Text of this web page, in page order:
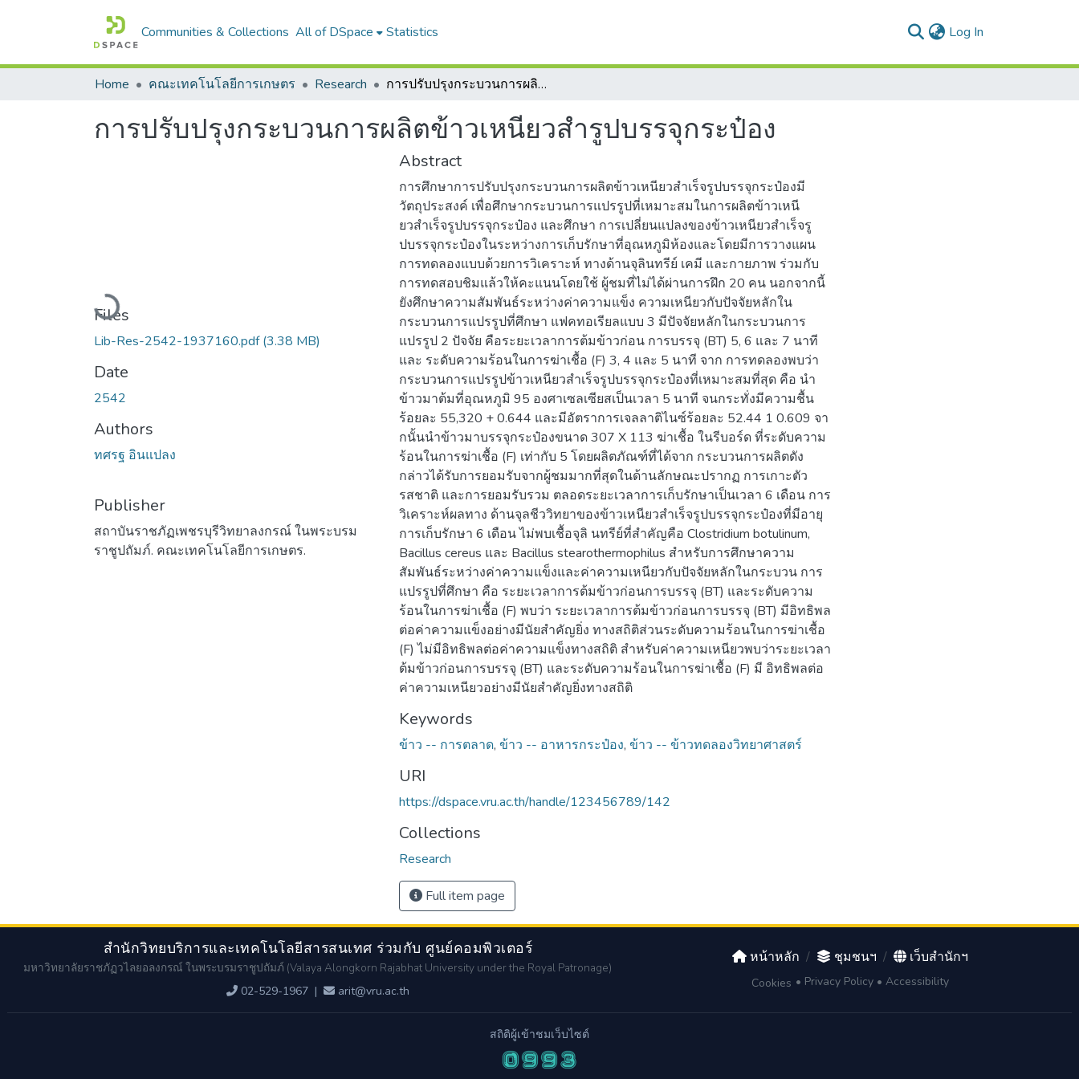
Communities & Collections All of DSpace Statistics Log In
Home คณะเทคโนโลยีการเกษตร Research การปรับปรุงกระบวนการผลิตข้าวเหนียวสำรูปบรรจุกระป๋อง
การปรับปรุงกระบวนการผลิตข้าวเหนียวสำรูปบรรจุกระป๋อง
Loading...
Files
Lib-Res-2542-1937160.pdf(3.38 MB)
Date
2542
Authors
ทศรฐ อินแปลง
Publisher
สถาบันราชภัฏเพชรบุรีวิทยาลงกรณ์ ในพระบรม
ราชูปถัมภ์. คณะเทคโนโลยีการเกษตร.
Abstract
การศึกษาการปรับปรุงกระบวนการผลิตข้าวเหนียวสําเร็จรูปบรรจุกระป๋องมี
วัตถุประสงค์ เพื่อศึกษากระบวนการแปรรูปที่เหมาะสมในการผลิตข้าวเหนี
ยวสําเร็จรูปบรรจุกระป๋อง และศึกษา การเปลี่ยนแปลงของข้าวเหนียวสําเร็จรู
ปบรรจุกระป๋องในระหว่างการเก็บรักษาที่อุณหภูมิห้องและโดยมีการวางแผน
การทดลองแบบด้วยการวิเคราะห์ ทางด้านจุลินทรีย์ เคมี และกายภาพ ร่วมกับ
การทดสอบชิมแล้วให้คะแนนโดยใช้ ผู้ชมที่ไม่ได้ผ่านการฝึก 20 คน นอกจากนี้
ยังศึกษาความสัมพันธ์ระหว่างค่าความแข็ง ความเหนียวกับปัจจัยหลักใน
กระบวนการแปรรูปที่ศึกษา แฟคทอเรียลแบบ 3 มีปัจจัยหลักในกระบวนการ
แปรรูป 2 ปัจจัย คือระยะเวลาการต้มข้าวก่อน การบรรจุ (BT) 5, 6 และ 7 นาที
และ ระดับความร้อนในการฆ่าเชื้อ (F) 3, 4 และ 5 นาที จาก การทดลองพบว่า
กระบวนการแปรรูปข้าวเหนียวสําเร็จรูปบรรจุกระป๋องที่เหมาะสมที่สุด คือ นํา
ข้าวมาต้มที่อุณหภูมิ 95 องศาเซลเซียสเป็นเวลา 5 นาที จนกระทั่งมีความชื้น
ร้อยละ 55,320 + 0.644 และมีอัตราการเจลลาติไนซ์ร้อยละ 52.44 1 0.609 จา
กนั้นนําข้าวมาบรรจุกระป๋องขนาด 307 X 113 ฆ่าเชื้อ ในรีบอร์ด ที่ระดับความ
ร้อนในการฆ่าเชื้อ (F) เท่ากับ 5 โดยผลิตภัณฑ์ที่ได้จาก กระบวนการผลิตดัง
กล่าวได้รับการยอมรับจากผู้ชมมากที่สุดในด้านลักษณะปรากฏ การเกาะตัว
รสชาติ และการยอมรับรวม ตลอดระยะเวลาการเก็บรักษาเป็นเวลา 6 เดือน การ
วิเคราะห์ผลทาง ด้านจุลชีววิทยาของข้าวเหนียวสําเร็จรูปบรรจุกระป๋องที่มีอายุ
การเก็บรักษา 6 เดือน ไม่พบเชื้อจุลิ นทรีย์ที่สําคัญคือ Clostridium botulinum,
Bacillus cereus และ Bacillus stearothermophilus สําหรับการศึกษาความ
สัมพันธ์ระหว่างค่าความแข็งและค่าความเหนียวกับปัจจัยหลักในกระบวน การ
แปรรูปที่ศึกษา คือ ระยะเวลาการต้มข้าวก่อนการบรรจุ (BT) และระดับความ
ร้อนในการฆ่าเชื้อ (F) พบว่า ระยะเวลาการต้มข้าวก่อนการบรรจุ (BT) มีอิทธิพล
ต่อค่าความแข็งอย่างมีนัยสําคัญยิ่ง ทางสถิติส่วนระดับความร้อนในการฆ่าเชื้อ
(F) ไม่มีอิทธิพลต่อค่าความแข็งทางสถิติ สําหรับค่าความเหนียวพบว่าระยะเวลา
ต้มข้าวก่อนการบรรจุ (BT) และระดับความร้อนในการฆ่าเชื้อ (F) มี อิทธิพลต่อ
ค่าความเหนียวอย่างมีนัยสําคัญยิ่งทางสถิติ
Keywords
ข้าว -- การตลาด, ข้าว -- อาหารกระป๋อง, ข้าว -- ข้าวทดลองวิทยาศาสตร์
URI
https://dspace.vru.ac.th/handle/123456789/142
Collections
Research
Full item page
สำนักวิทยบริการและเทคโนโลยีสารสนเทศ ร่วมกับ ศูนย์คอมพิวเตอร์
มหาวิทยาลัยราชภัฏวไลยอลงกรณ์ ในพระบรมราชูปถัมภ์ (Valaya Alongkorn Rajabhat University under the Royal Patronage)
02-529-1967 | arit@vru.ac.th
หน้าหลัก / ชุมชนฯ / เว็บสำนักฯ
Cookies • Privacy Policy • Accessibility
สถิติผู้เข้าชมเว็บไซต์